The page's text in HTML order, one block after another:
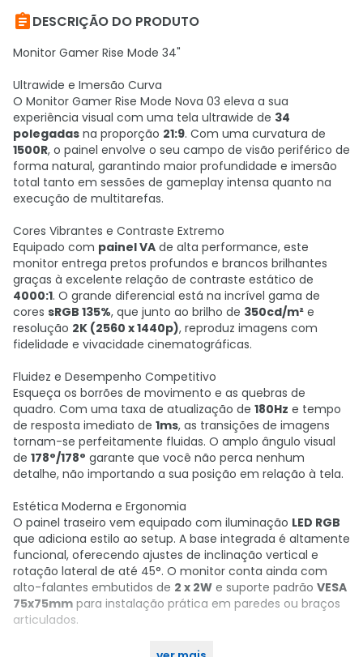
DESCRIÇÃO DO PRODUTO
Monitor Gamer Rise Mode 34"
Ultrawide e Imersão Curva
O Monitor Gamer Rise Mode Nova 03 eleva a sua
experiência visual com uma tela ultrawide de 34
polegadas na proporção 21:9. Com uma curvatura de
1500R, o painel envolve o seu campo de visão periférico de
forma natural, garantindo maior profundidade e imersão
total tanto em sessões de gameplay intensa quanto na
execução de multitarefas.
Cores Vibrantes e Contraste Extremo
Equipado com painel VA de alta performance, este
monitor entrega pretos profundos e brancos brilhantes
graças à excelente relação de contraste estático de
4000:1. O grande diferencial está na incrível gama de
cores sRGB 135%, que junto ao brilho de 350cd/m² e
resolução 2K (2560 x 1440p), reproduz imagens com
fidelidade e vivacidade cinematográficas.
Fluidez e Desempenho Competitivo
Esqueça os borrões de movimento e as quebras de
quadro. Com uma taxa de atualização de 180Hz e tempo
de resposta imediato de 1ms, as transições de imagens
tornam-se perfeitamente fluidas. O amplo ângulo visual
de 178°/178° garante que você não perca nenhum
detalhe, não importando a sua posição em relação à tela.
Estética Moderna e Ergonomia
O painel traseiro vem equipado com iluminação LED RGB
que adiciona estilo ao setup. A base integrada é altamente
funcional, oferecendo ajustes de inclinação vertical e
rotação lateral de até 45°. O monitor conta ainda com
alto-falantes embutidos de 2 x 2W e suporte padrão VESA
75x75mm para instalação prática em paredes ou braços
articulados.